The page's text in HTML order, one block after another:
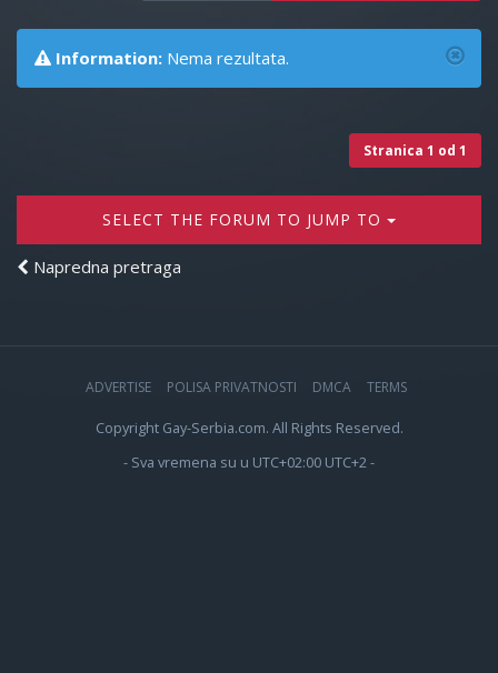
Information: Nema rezultata.
Stranica 1 od 1
SELECT THE FORUM TO JUMP TO
Napredna pretraga
ADVERTISE POLISA PRIVATNOSTI DMCA TERMS
Copyright Gay-Serbia.com. All Rights Reserved.
- Sva vremena su u UTC+02:00 UTC+2 -